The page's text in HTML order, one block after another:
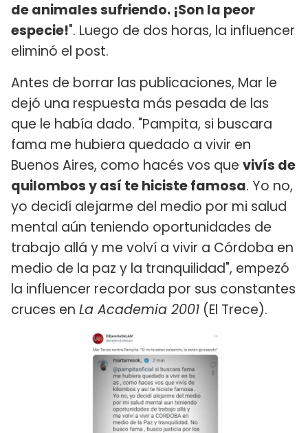
de animales sufriendo. ¡Son la peor
especie!". Luego de dos horas, la influencer
eliminó el post.
Antes de borrar las publicaciones, Mar le
dejó una respuesta más pesada de las
que le había dado. "Pampita, si buscara
fama me hubiera quedado a vivir en
Buenos Aires, como hacés vos que vivís de
quilombos y así te hiciste famosa. Yo no,
yo decidí alejarme del medio por mi salud
mental aún teniendo oportunidades de
trabajo allá y me volví a vivir a Córdoba en
medio de la paz y la tranquilidad", empezó
la influencer recordada por sus constantes
cruces en La Academia 2001 (El Trece).